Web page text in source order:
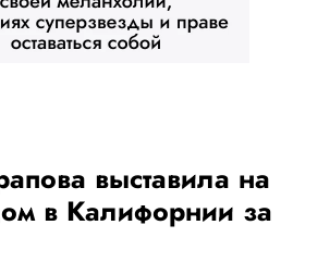
выставила на
в Калифорнии за